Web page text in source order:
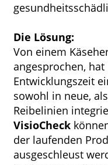
Die Lösung:
Von einem
angesprochen, hat
Entwicklungszeit
sowohl in neue,
Reibelinien
VisioCheck
der laufenden
ausgeschleust